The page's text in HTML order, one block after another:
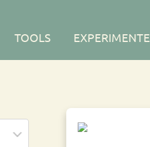
TOOLS EXPERIMENTE